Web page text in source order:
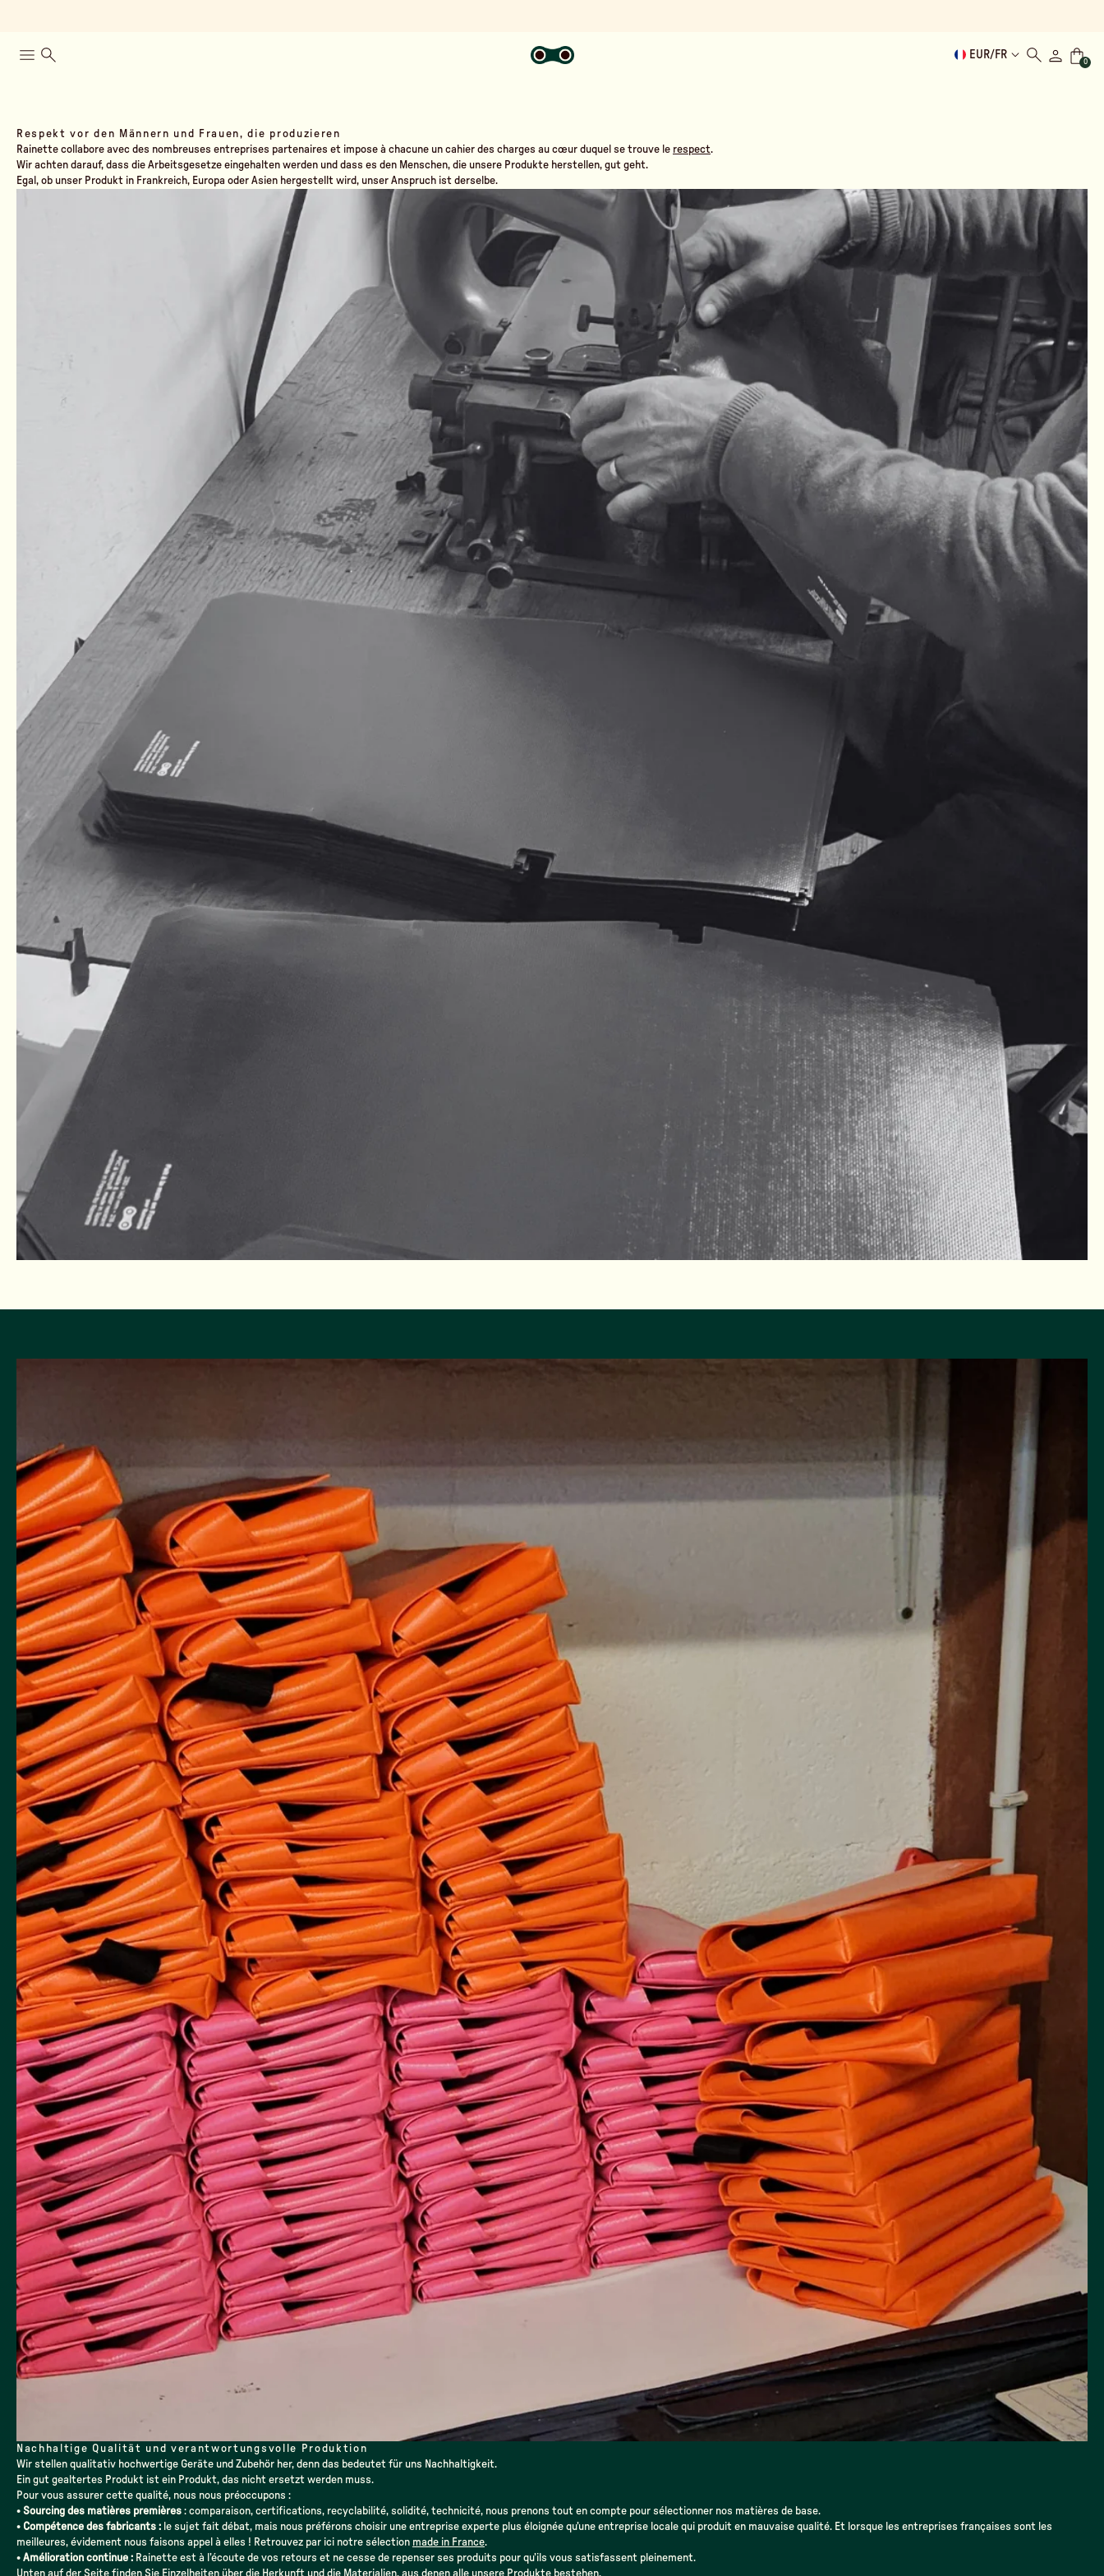
EUR/ FR
0
Respekt vor den Männern und Frauen, die produzieren
Rainette collabore avec des nombreuses entreprises partenaires et impose à chacune un cahier des charges au cœur duquel se trouve le respect.
Wir achten darauf, dass die Arbeitsgesetze eingehalten werden und dass es den Menschen, die unsere Produkte herstellen, gut geht.
Egal, ob unser Produkt in Frankreich, Europa oder Asien hergestellt wird, unser Anspruch ist derselbe.
Nachhaltige Qualität und verantwortungsvolle Produktion
Wir stellen qualitativ hochwertige Geräte und Zubehör her, denn das bedeutet für uns Nachhaltigkeit.
Ein gut gealtertes Produkt ist ein Produkt, das nicht ersetzt werden muss.
Pour vous assurer cette qualité, nous nous préoccupons :
• Sourcing des matières premières : comparaison, certifications, recyclabilité, solidité, technicité, nous prenons tout en compte pour sélectionner nos matières de base.
• Compétence des fabricants : le sujet fait débat, mais nous préférons choisir une entreprise experte plus éloignée qu’une entreprise locale qui produit en mauvaise qualité. Et lorsque les entreprises françaises sont les
meilleures, évidement nous faisons appel à elles ! Retrouvez par ici notre sélection made in France.
• Amélioration continue : Rainette est à l’écoute de vos retours et ne cesse de repenser ses produits pour qu’ils vous satisfassent pleinement.